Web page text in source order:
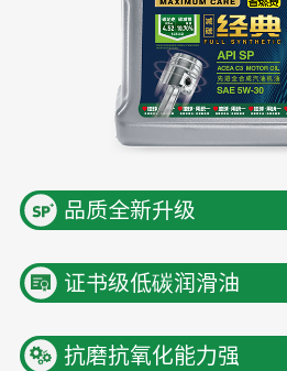
品质全新升级
证书级低碳润滑油
抗磨抗氧化能力强